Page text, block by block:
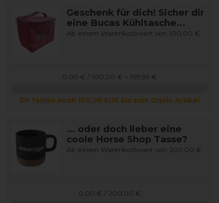
Geschenk für dich! Sicher dir
eine Bucas Kühltasche...
Ab einem Warenkorbwert von 100,00 €
0,00 € / 100,00 € – 199,99 €
Dir fehlen noch 100,00 EUR bis zum Gratis-Artikel
... oder doch lieber eine
coole Horse Shop Tasse?
Ab einem Warenkorbwert von 200,00 €
0,00 € / 200,00 €